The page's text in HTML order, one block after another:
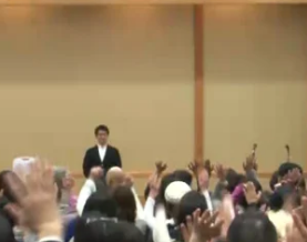
さとうみつろう×阿部敏郎
保江邦夫×大和田菜穂×阿部敏郎
ピョートル・グジバチ×阿部敏郎